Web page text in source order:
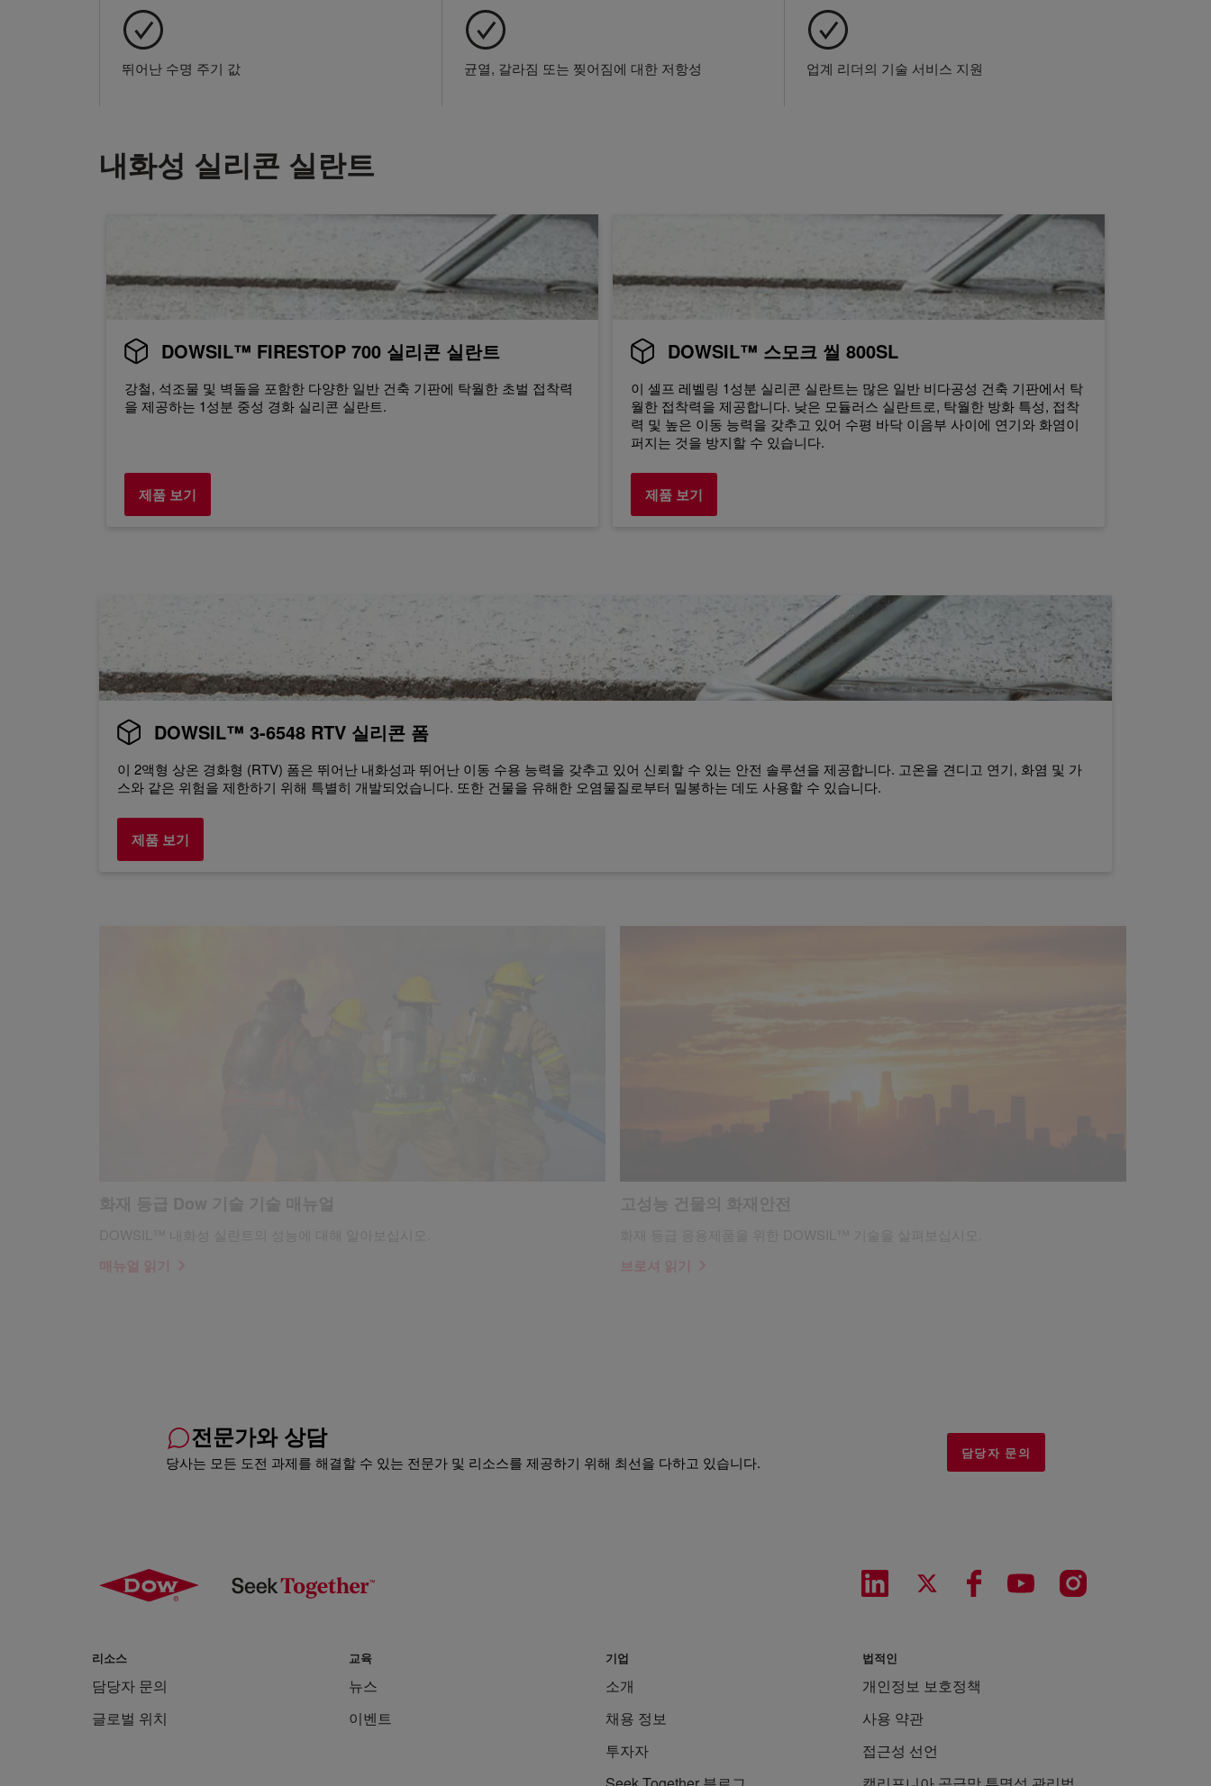
뛰어난 수명 주기 값 균열, 갈라짐 또는 찢어짐에 대한 저항성 업계 리더의 기술 서비스 지원
내화성 실리콘 실란트
DOWSIL™ FIRESTOP 700 실리콘 실란트
강철, 석조물 및 벽돌을 포함한 다양한 일반 건축 기판에 탁월한 초벌 접착력
을 제공하는 1성분 중성 경화 실리콘 실란트.
제품 보기
DOWSIL™ 스모크 씰 800SL
이 셀프 레벨링 1성분 실리콘 실란트는 많은 일반 비다공성 건축 기판에서 탁
월한 접착력을 제공합니다. 낮은 모듈러스 실란트로, 탁월한 방화 특성, 접착
력 및 높은 이동 능력을 갖추고 있어 수평 바닥 이음부 사이에 연기와 화염이
퍼지는 것을 방지할 수 있습니다.
제품 보기
DOWSIL™ 3-6548 RTV 실리콘 폼
이 2액형 상온 경화형 (RTV) 폼은 뛰어난 내화성과 뛰어난 이동 수용 능력을 갖추고 있어 신뢰할 수 있는 안전 솔루션을 제공합니다. 고온을 견디고 연기, 화염 및 가
스와 같은 위험을 제한하기 위해 특별히 개발되었습니다. 또한 건물을 유해한 오염물질로부터 밀봉하는 데도 사용할 수 있습니다.
제품 보기
매뉴얼 읽기 브로셔 읽기
전문가와 상담
당사는 모든 도전 과제를 해결할 수 있는 전문가 및 리소스를 제공하기 위해 최선을 다하고 있습니다.
담당자 문의
리소스
담당자 문의
글로벌 위치
교육
뉴스
이벤트
기업
소개
채용 정보
투자자
법적인
개인정보 보호정책
사용 약관
접근성 선언